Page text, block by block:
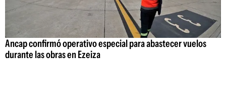
Ancap confirmó operativo especial para abastecer vuelos
durante las obras en Ezeiza